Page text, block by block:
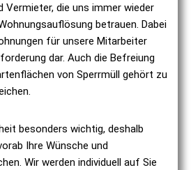
Vermieter, die uns immer wieder
betrauen. Dabei
für unsere Mitarbeiter
dar. Auch die Befreiung
von Sperrmüll gehört zu
besonders wichtig, deshalb
Ihre Wünsche und
Wir werden individuell auf Sie